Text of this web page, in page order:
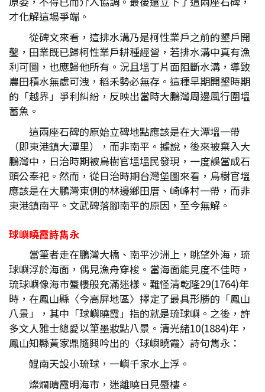
才化解這場爭端。
從碑文來看，這排水溝乃是柯性業戶之前的墾戶開
鑿，田業既已歸柯性業戶耕種經營，若排水溝中真有漁
利可圖，也應歸他所有。況且塭丁片面阻斷水溝，導致
農田積水無處可洩，稻禾勢必無存。這種早期開墾時期
的「越界」爭利糾紛，反映出當時大鵬灣周邊風行圍塭
蓄魚。
這兩座石碑的原始立碑地點應該是在大潭塭一帶
（即東港鎮大潭里），而非南平。據說，後來被棄入大
鵬灣中，日治時期被烏樹官塭塭民發現，一度誤當成石
頭公奉祀。然而，從日治時期台灣堡圖來看，烏樹官塭
應該是在大鵬灣東側的林邊鄉田厝、崎峰村一帶，而非
東港鎮南平。文武碑落腳南平的原因，至今無解。
球嶼曉霞詩雋永
當筆者走在鵬灣大橋、南平沙洲上，眺望外海，琉
球嶼浮於海面，偶見漁舟穿梭。當海面能見度不佳時，
琉球嶼像海市蜃樓般充滿迷樣。難怪清乾隆29(1764)年
時，在鳳山縣〈今高屏地區〉擇定了最具形勝的「鳳山
八景」，其中「球嶼曉霞」指的就是琉球嶼。之後，許
多文人雅士總愛以筆墨妝點八景。清光緒10(1884)年，
鳳山知縣黃家鼎隨興吟出的〈球嶼曉霞〉詩句雋永：
鯤南天設小琉球，一嶼千家水上浮。
燦爛晴霞明海市，迷離曉日見蜃樓。